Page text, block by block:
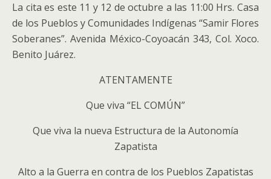
La cita es este 11 y 12 de octubre a las 11:00 Hrs. Casa
de los Pueblos y Comunidades Indígenas “Samir Flores
Soberanes”. Avenida México-Coyoacán 343, Col. Xoco.
Benito Juárez.
ATENTAMENTE
Que viva “EL COMÚN”
Que viva la nueva Estructura de la Autonomía
Zapatista
Alto a la Guerra en contra de los Pueblos Zapatistas